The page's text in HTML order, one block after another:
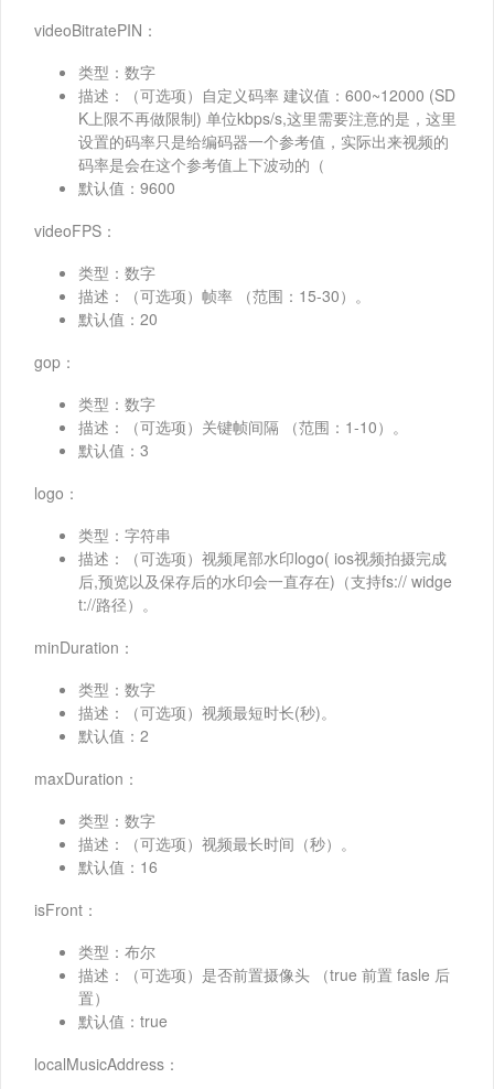
videoBitratePIN：
类型：数字
描述：（可选项）自定义码率 建议值：600~12000 (SD
K上限不再做限制) 单位kbps/s,这里需要注意的是，这里
设置的码率只是给编码器一个参考值，实际出来视频的
码率是会在这个参考值上下波动的（
默认值：9600
videoFPS：
类型：数字
描述：（可选项）帧率 （范围：15-30）。
默认值：20
gop：
类型：数字
描述：（可选项）关键帧间隔 （范围：1-10）。
默认值：3
logo：
类型：字符串
描述：（可选项）视频尾部水印logo( ios视频拍摄完成
后,预览以及保存后的水印会一直存在)（支持fs:// widge
t://路径）。
minDuration：
类型：数字
描述：（可选项）视频最短时长(秒)。
默认值：2
maxDuration：
类型：数字
描述：（可选项）视频最长时间（秒）。
默认值：16
isFront：
类型：布尔
描述：（可选项）是否前置摄像头 （true 前置 fasle 后
置）
默认值：true
localMusicAddress：